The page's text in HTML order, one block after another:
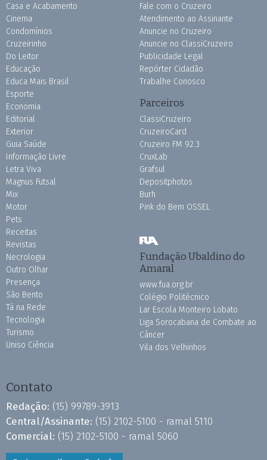
Casa e Acabamento
Cinema
Condomínios
Cruzeirinho
Do Leitor
Educação
Educa Mais Brasil
Esporte
Economia
Editorial
Exterior
Guia Saúde
Informação Livre
Letra Viva
Magnus Futsal
Mix
Motor
Pets
Receitas
Revistas
Necrologia
Outro Olhar
Presença
São Bento
Tá na Rede
Tecnologia
Turismo
Uniso Ciência
Fale com o Cruzeiro
Atendimento ao Assinante
Anuncie no Cruzeiro
Anuncie no ClassiCruzeiro
Publicidade Legal
Repórter Cidadão
Trabalhe Conosco
Parceiros
ClassiCruzeiro
CruzeiroCard
Cruzeiro FM 92.3
CruxLab
Grafsul
Depositphotos
Burh
Pink do Bem OSSEL
Fundação Ubaldino do
Amaral
www.fua.org.br
Colégio Politécnico
Lar Escola Monteiro Lobato
Liga Sorocabana de Combate ao
Câncer
Vila dos Velhinhos
Contato
Redação: (15) 99789-3913
Central/Assinante: (15) 2102-5100 - ramal 5110
Comercial: (15) 2102-5100 - ramal 5060